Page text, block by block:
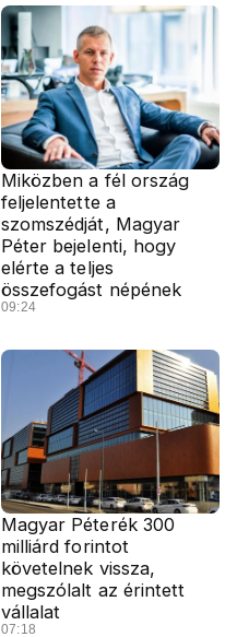
Miközben a fél ország
feljelentette a
szomszédját, Magyar
Péter bejelenti, hogy
elérte a teljes
összefogást népének
09:24
Magyar Péterék 300
milliárd forintot
követelnek vissza,
megszólalt az érintett
vállalat
07:18